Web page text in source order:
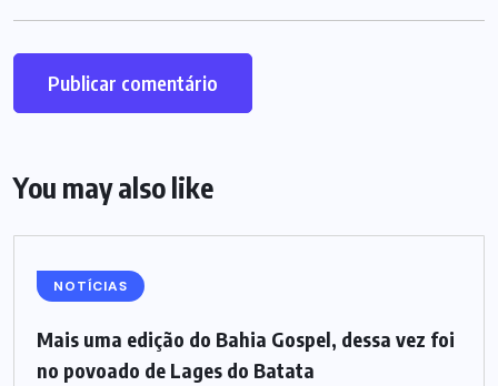
You may also like
NOTÍCIAS
Mais uma edição do Bahia Gospel, dessa vez foi
no povoado de Lages do Batata